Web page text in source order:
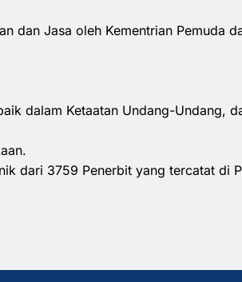
dan Jasa oleh Kementrian Pemuda
dalam Ketaatan Undang-Undang,
dari 3759 Penerbit yang tercatat di